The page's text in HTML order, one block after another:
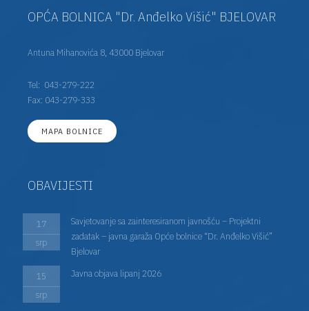
OPĆA BOLNICA "Dr. Anđelko Višić" BJELOVAR
Antuna Mihanovića 8, 43000 Bjelovar
Tel: 043-279-222
Fax: 043-279-333
MAPA BOLNICE
OBAVIJESTI
17
srp
Savjetovanje sa zainteresiranom javnošću – Projektni
zadatak – javna garaža Opće bolnice “Dr. Anđelko Višić”
Bjelovar
15
srp
Javna objava lipanj 2026